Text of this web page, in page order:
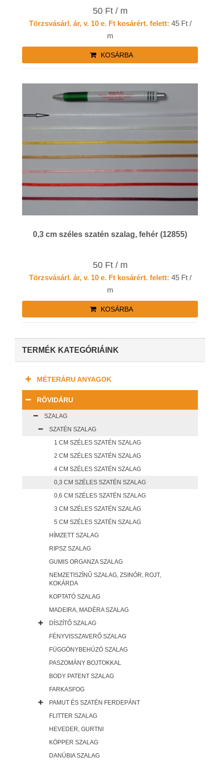
50 Ft / m
Törzsvásárl. ár, v. 10 e. Ft kosárért. felett: 45 Ft /
m
KOSÁRBA
0,3 cm széles szatén szalag, fehér (12855)
50 Ft / m
Törzsvásárl. ár, v. 10 e. Ft kosárért. felett: 45 Ft /
m
KOSÁRBA
TERMÉK KATEGÓRIÁINK
MÉTERÁRU ANYAGOK
RÖVIDÁRU
SZALAG
SZATÉN SZALAG
1 CM SZÉLES SZATÉN SZALAG
2 CM SZÉLES SZATÉN SZALAG
4 CM SZÉLES SZATÉN SZALAG
0,3 CM SZÉLES SZATÉN SZALAG
0,6 CM SZÉLES SZATÉN SZALAG
3 CM SZÉLES SZATÉN SZALAG
5 CM SZÉLES SZATÉN SZALAG
HÍMZETT SZALAG
RIPSZ SZALAG
GUMIS ORGANZA SZALAG
NEMZETISZÍNŰ SZALAG, ZSINÓR, ROJT,
KOKÁRDA
KOPTATÓ SZALAG
MADEIRA, MADÉRA SZALAG
DÍSZÍTŐ SZALAG
FÉNYVISSZAVERŐ SZALAG
FÜGGÖNYBEHÚZÓ SZALAG
PASZOMÁNY BOJTOKKAL
BODY PATENT SZALAG
FARKASFOG
PAMUT ÉS SZATÉN FERDEPÁNT
FLITTER SZALAG
HEVEDER, GURTNI
KÖPPER SZALAG
DANÚBIA SZALAG